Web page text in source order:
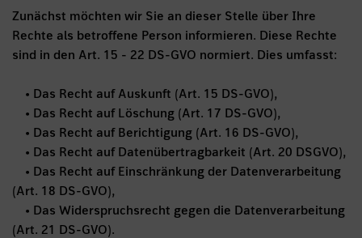
Zunächst möchten wir Sie an dieser Stelle über Ihre
Rechte als betroffene Person informieren. Diese Rechte
sind in den Art. 15 - 22 DS-GVO normiert. Dies umfasst:
• Das Recht auf Auskunft (Art. 15 DS-GVO),
• Das Recht auf Löschung (Art. 17 DS-GVO),
• Das Recht auf Berichtigung (Art. 16 DS-GVO),
• Das Recht auf Datenübertragbarkeit (Art. 20 DSGVO),
• Das Recht auf Einschränkung der Datenverarbeitung
(Art. 18 DS-GVO),
• Das Widerspruchsrecht gegen die Datenverarbeitung
(Art. 21 DS-GVO).